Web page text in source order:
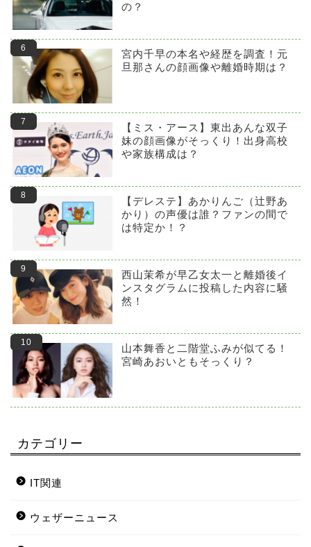
の？
宮内千早の本名や経歴を調査！元
旦那さんの顔画像や離婚時期は？
【ミス・アース】東出あんな双子
妹の顔画像がそっくり！出身高校
や家族構成は？
【デレステ】あかりんご（辻野あ
かり）の声優は誰？ファンの間で
は特定か！？
西山茉希が早乙女太一と離婚後イ
ンスタグラムに投稿した内容に騒
然！
山本舞香と二階堂ふみが似てる！
宮崎あおいともそっくり？
カテゴリー
IT関連
ウェザーニュース